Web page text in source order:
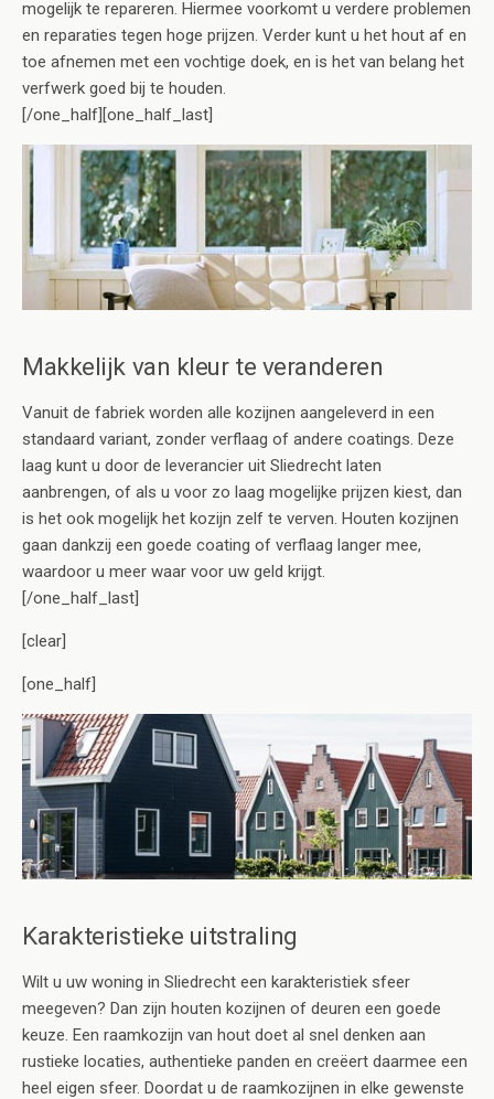
mogelijk te repareren. Hiermee voorkomt u verdere problemen
en reparaties tegen hoge prijzen. Verder kunt u het hout af en
toe afnemen met een vochtige doek, en is het van belang het
verfwerk goed bij te houden.
[/one_half][one_half_last]
Makkelijk van kleur te veranderen
Vanuit de fabriek worden alle kozijnen aangeleverd in een
standaard variant, zonder verflaag of andere coatings. Deze
laag kunt u door de leverancier uit Sliedrecht laten
aanbrengen, of als u voor zo laag mogelijke prijzen kiest, dan
is het ook mogelijk het kozijn zelf te verven. Houten kozijnen
gaan dankzij een goede coating of verflaag langer mee,
waardoor u meer waar voor uw geld krijgt.
[/one_half_last]
[clear]
[one_half]
Karakteristieke uitstraling
Wilt u uw woning in Sliedrecht een karakteristiek sfeer
meegeven? Dan zijn houten kozijnen of deuren een goede
keuze. Een raamkozijn van hout doet al snel denken aan
rustieke locaties, authentieke panden en creëert daarmee een
heel eigen sfeer. Doordat u de raamkozijnen in elke gewenste